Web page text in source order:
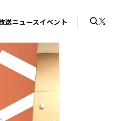
送ニュースイベント